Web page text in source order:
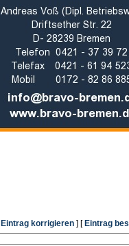
Eintrag korrigieren ] [Eintrag